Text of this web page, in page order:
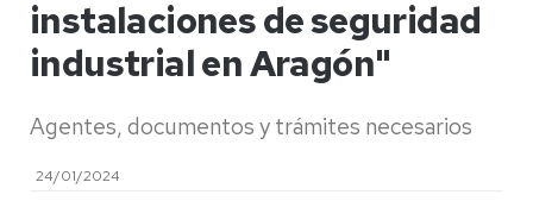
instalaciones de seguridad
industrial en Aragón"
Agentes, documentos y trámites necesarios
24/01/2024